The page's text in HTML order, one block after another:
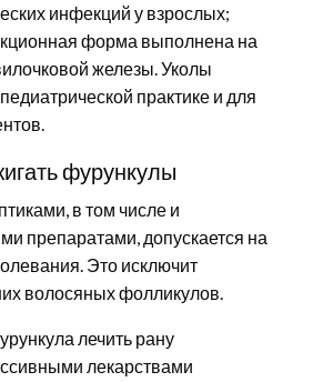
инфекций у взрослых;
форма выполнена на
железы. Уколы
практике и для
фурункулы
в том числе и
препаратами, допускается на
Это исключит
волосяных фолликулов.
лечить рану
лекарствами